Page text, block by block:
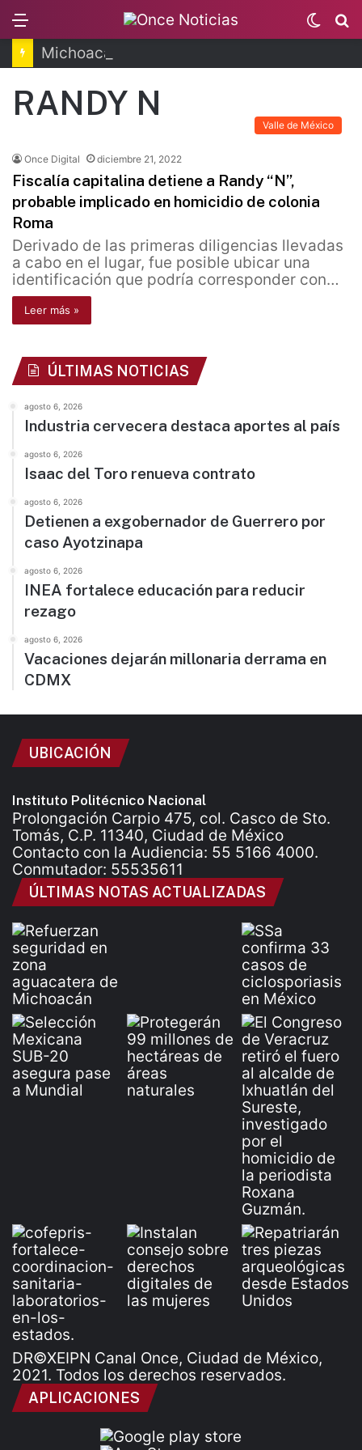
Switch
skin
RANDY N
Valle de México
Once Digital diciembre 21, 2022
Fiscalía capitalina detiene a Randy “N”,
probable implicado en homicidio de colonia
Roma
Derivado de las primeras diligencias llevadas
a cabo en el lugar, fue posible ubicar una
identificación que podría corresponder con…
Leer más »
ÚLTIMAS NOTICIAS
agosto 6, 2026
Industria cervecera destaca aportes al país
agosto 6, 2026
Isaac del Toro renueva contrato
agosto 6, 2026
Detienen a exgobernador de Guerrero por
caso Ayotzinapa
agosto 6, 2026
INEA fortalece educación para reducir
rezago
agosto 6, 2026
Vacaciones dejarán millonaria derrama en
CDMX
UBICACIÓN
Instituto Politécnico Nacional
Prolongación Carpio 475, col. Casco de Sto.
Tomás, C.P. 11340, Ciudad de México
Contacto con la Audiencia: 55 5166 4000.
Conmutador: 55535611
ÚLTIMAS NOTAS ACTUALIZADAS
DR©XEIPN Canal Once, Ciudad de México,
2021. Todos los derechos reservados.
APLICACIONES